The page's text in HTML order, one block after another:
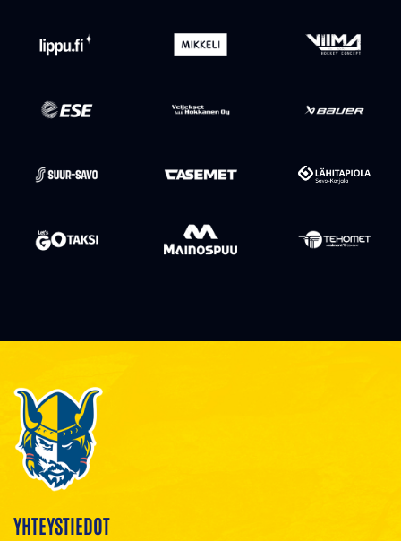
YHTEYSTIEDOT